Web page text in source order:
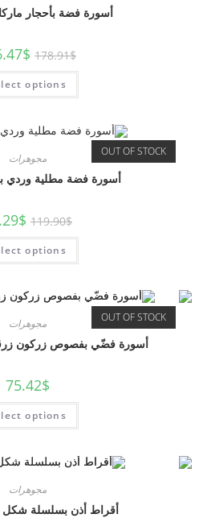
أسورة فضة بأحجار
178.91$
$
options
OUT OF STOCK مجوهرات
أسورة فضة مطلية وردي
119.90$
$
options
OUT OF STOCK مجوهرات
أسورة فضّي بفصوص زركون زرقاء
75.42$
options
مجوهرات
أقراط أذن بسلسلة شكل